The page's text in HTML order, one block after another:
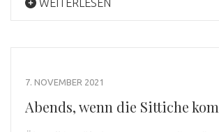
WEITERLESEN
7. NOVEMBER 2021
Abends, wenn die Sittiche